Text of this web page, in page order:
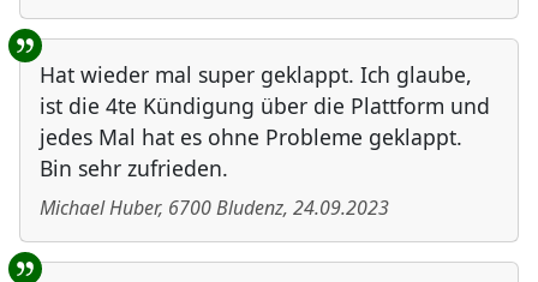
Hat wieder mal super geklappt. Ich glaube,
ist die 4te Kündigung über die Plattform und
jedes Mal hat es ohne Probleme geklappt.
Bin sehr zufrieden.
Michael Huber, 6700Bludenz, 24.09.2023